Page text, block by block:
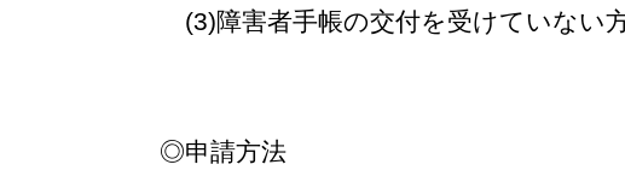
(3)障害者手帳の交付を受けていない
◎申請方法